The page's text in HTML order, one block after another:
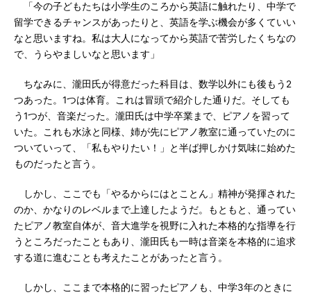
「今の子どもたちは小学生のころから英語に触れたり、中学で
留学できるチャンスがあったりと、英語を学ぶ機会が多くていい
なと思いますね。私は大人になってから英語で苦労したくちなの
で、うらやましいなと思います」
ちなみに、瀧田氏が得意だった科目は、数学以外にも後もう2
つあった。1つは体育。これは冒頭で紹介した通りだ。そしても
う1つが、音楽だった。瀧田氏は中学卒業まで、ピアノを習って
いた。これも水泳と同様、姉が先にピアノ教室に通っていたのに
ついていって、「私もやりたい！」と半ば押しかけ気味に始めた
ものだったと言う。
しかし、ここでも「やるからにはとことん」精神が発揮された
のか、かなりのレベルまで上達したようだ。もともと、通ってい
たピアノ教室自体が、音大進学を視野に入れた本格的な指導を行
うところだったこともあり、瀧田氏も一時は音楽を本格的に追求
する道に進むことも考えたことがあったと言う。
しかし、ここまで本格的に習ったピアノも、中学3年のときに